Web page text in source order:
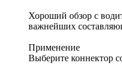
Хороший обзор с
важнейших
Применение
Выберите коннектор